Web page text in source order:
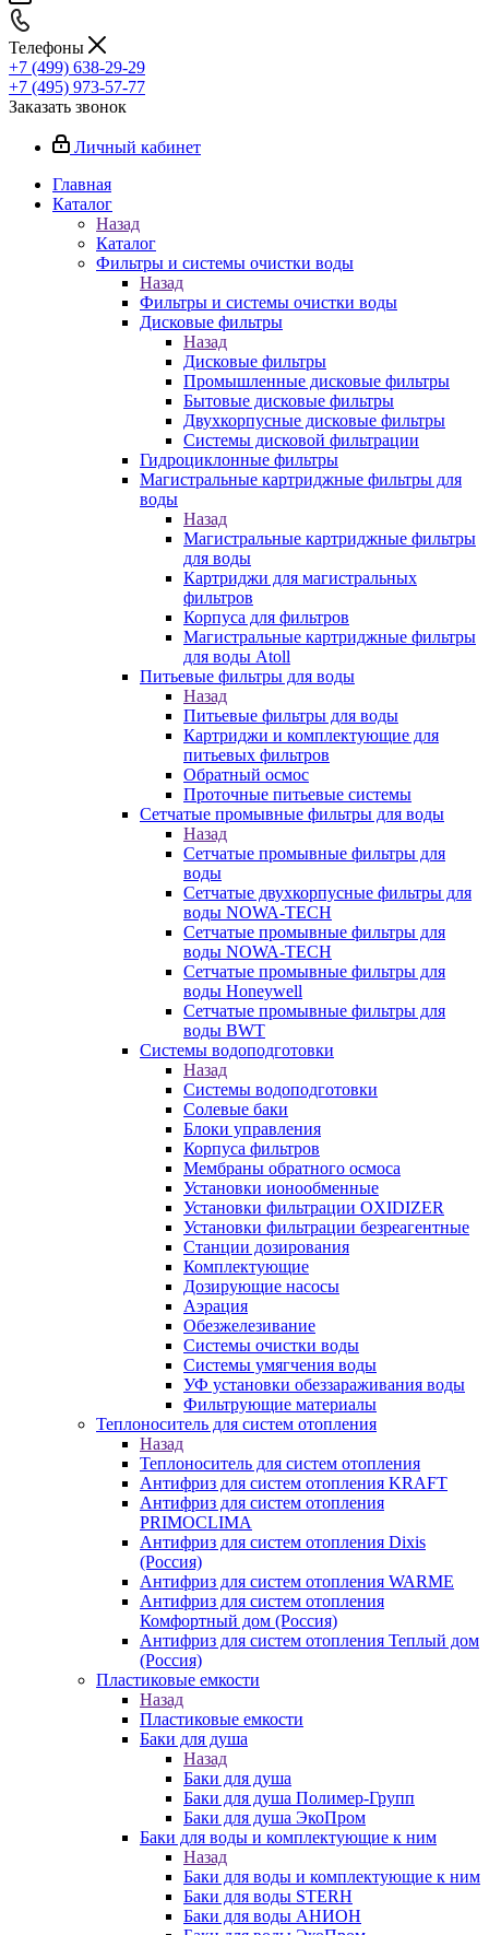
Телефоны
+7 (499) 638-29-29
+7 (495) 973-57-77
Заказать звонок
Личный кабинет
Главная
Каталог
Назад
Каталог
Фильтры и системы очистки воды
Назад
Фильтры и системы очистки воды
Дисковые фильтры
Назад
Дисковые фильтры
Промышленные дисковые фильтры
Бытовые дисковые фильтры
Двухкорпусные дисковые фильтры
Системы дисковой фильтрации
Гидроциклонные фильтры
Магистральные картриджные фильтры для
воды
Назад
Магистральные картриджные фильтры
для воды
Картриджи для магистральных
фильтров
Корпуса для фильтров
Магистральные картриджные фильтры
для воды Atoll
Питьевые фильтры для воды
Назад
Питьевые фильтры для воды
Картриджи и комплектующие для
питьевых фильтров
Обратный осмос
Проточные питьевые системы
Сетчатые промывные фильтры для воды
Назад
Сетчатые промывные фильтры для
воды
Сетчатые двухкорпусные фильтры для
воды NOWA-TECH
Сетчатые промывные фильтры для
воды NOWA-TECH
Сетчатые промывные фильтры для
воды Honeywell
Сетчатые промывные фильтры для
воды BWT
Системы водоподготовки
Назад
Системы водоподготовки
Солевые баки
Блоки управления
Корпуса фильтров
Мембраны обратного осмоса
Установки ионообменные
Установки фильтрации OXIDIZER
Установки фильтрации безреагентные
Станции дозирования
Комплектующие
Дозирующие насосы
Аэрация
Обезжелезивание
Системы очистки воды
Системы умягчения воды
УФ установки обеззараживания воды
Фильтрующие материалы
Теплоноситель для систем отопления
Назад
Теплоноситель для систем отопления
Антифриз для систем отопления KRAFT
Антифриз для систем отопления
PRIMOCLIMA
Антифриз для систем отопления Dixis
(Россия)
Антифриз для систем отопления WARME
Антифриз для систем отопления
Комфортный дом (Россия)
Антифриз для систем отопления Теплый дом
(Россия)
Пластиковые емкости
Назад
Пластиковые емкости
Баки для душа
Назад
Баки для душа
Баки для душа Полимер-Групп
Баки для душа ЭкоПром
Баки для воды и комплектующие к ним
Назад
Баки для воды и комплектующие к ним
Баки для воды STERH
Баки для воды АНИОН